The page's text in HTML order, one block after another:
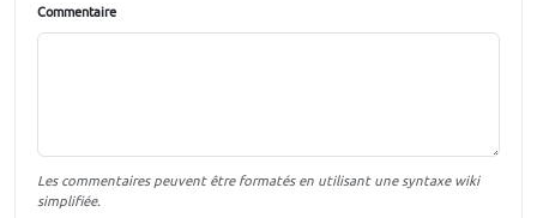
Commentaire
Les commentaires peuvent être formatés en utilisant une syntaxe wiki
simplifiée.